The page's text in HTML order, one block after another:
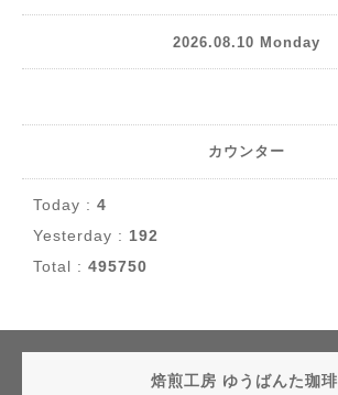
2026.08.10 Monday
カウンター
Today : 4
Yesterday : 192
Total : 495750
焙煎工房 ゆうばんた珈琲